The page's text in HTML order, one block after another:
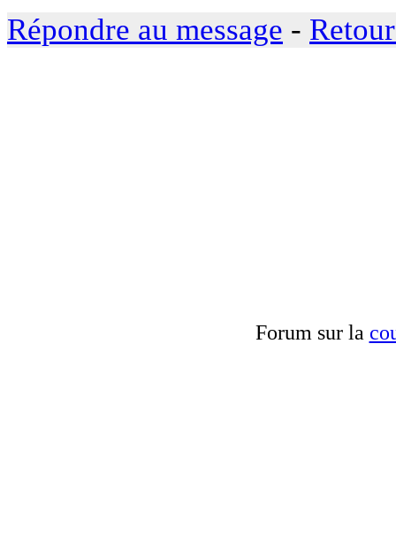
Répondre au message -
Forum sur la